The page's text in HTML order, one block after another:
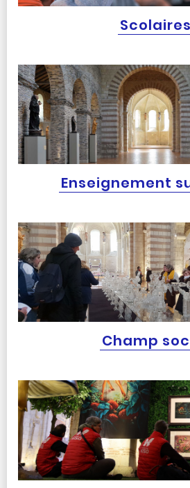
Scolaires
Enseignement
Champ